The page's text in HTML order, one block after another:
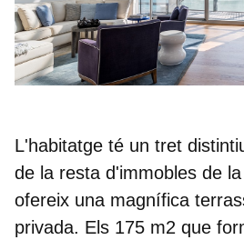
L'habitatge té un tret
de la resta d'immobles de
ofereix una magnífica
privada. Els 175 m2 que